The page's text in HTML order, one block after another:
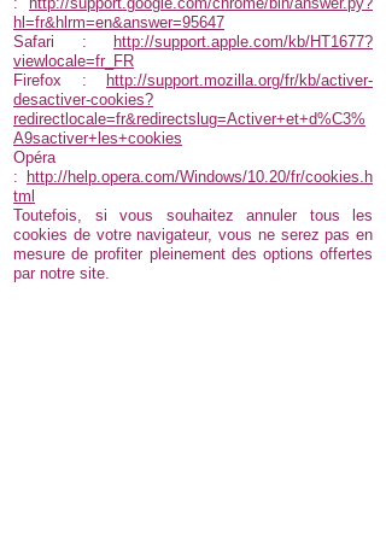
hl=fr&hlrm=en&answer=95647
Safari :
http://support.apple.com/kb/HT1677?
viewlocale=fr_FR
Firefox :
http://support.mozilla.org/fr/kb/activer-
desactiver-cookies?
redirectlocale=fr&redirectslug=Activer+et+d%C3%
A9sactiver+les+cookies
Opéra
:
http://help.opera.com/Windows/10.20/fr/cookies.h
tml
Toutefois, si vous souhaitez annuler tous les
cookies de votre navigateur, vous ne serez pas en
mesure de profiter pleinement des options offertes
par notre site.